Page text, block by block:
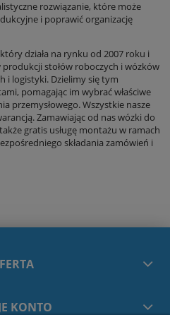
rozwiązanie, które może
i poprawić organizację
działa na rynku od 2007 roku i
stołów roboczych i wózków
i logistyki. Dzielimy się tym
pomagając im wybrać właściwe
przemysłowego. Wszystkie nasze
Zamawiając od nas wózki do
gratis usługę montażu w ramach
składania zamówień i
KONTO